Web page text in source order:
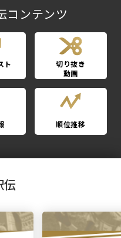
コンテンツ
ト
切り抜き
動画
順位推移
伝